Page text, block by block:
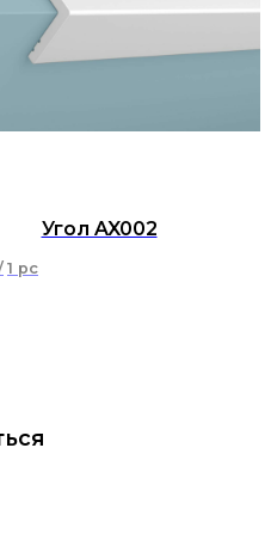
Угол AX002
1 pc